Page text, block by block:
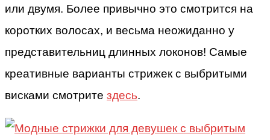
или двумя. Более привычно это смотрится на
коротких волосах, и весьма неожиданно у
представительниц длинных локонов! Самые
креативные варианты стрижек с выбритыми
висками смотрите здесь.